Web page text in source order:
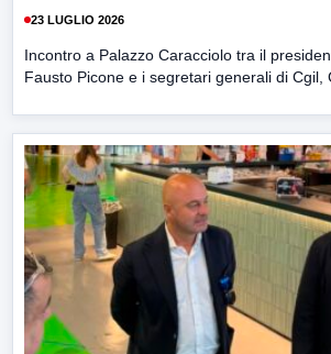
23 LUGLIO 2026
Incontro a Palazzo Caracciolo tra il
Fausto Picone e i segretari generali di Cgil,